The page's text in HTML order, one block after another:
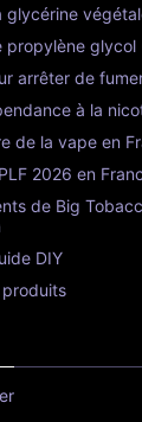
glycérine
propylène glycol
arrêter de
à la
de la vape en
2026 en
de Big
DIY